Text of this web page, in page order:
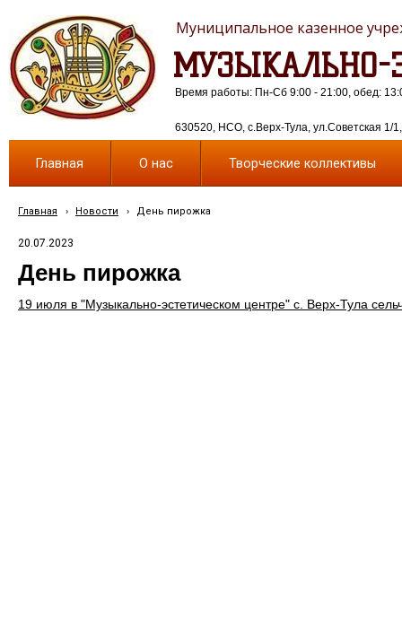
МУЗЫКАЛЬНО-
Муниципальное казенное
630520, НСО, с.Верх-Тула, ул.Советская 1/
Время работы: Пн-Сб 9:00 - 21:00, обед:
Главная О нас Творческие коллективы
Главная › Новости › День пирожка
20.07.2023
День пирожка
19 июля в "Музыкально-эстетическом центре" с. Верх-Тула